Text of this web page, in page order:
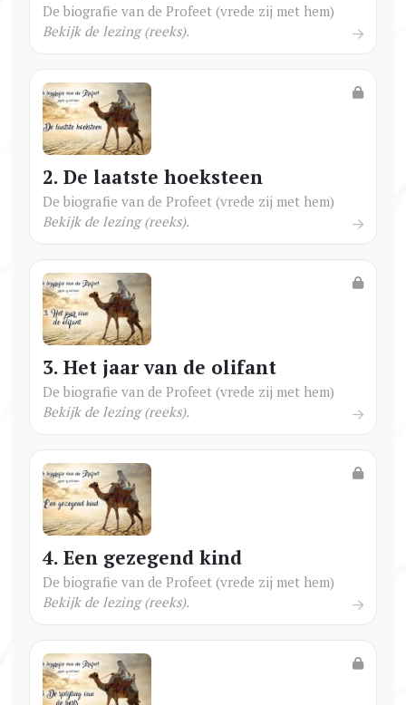
De biografie van de Profeet (vrede zij met hem)
Bekijk de lezing (reeks).
2. De laatste hoeksteen
De biografie van de Profeet (vrede zij met hem)
Bekijk de lezing (reeks).
3. Het jaar van de olifant
De biografie van de Profeet (vrede zij met hem)
Bekijk de lezing (reeks).
4. Een gezegend kind
De biografie van de Profeet (vrede zij met hem)
Bekijk de lezing (reeks).